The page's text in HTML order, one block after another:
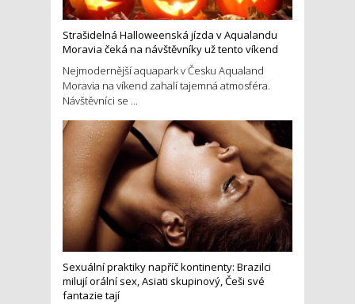
Strašidelná Halloweenská jízda v Aqualandu
Moravia čeká na návštěvníky už tento víkend
Nejmodernější aquapark v Česku Aqualand
Moravia na víkend zahalí tajemná atmosféra.
Návštěvníci se ...
Sexuální praktiky napříč kontinenty: Brazilci
milují orální sex, Asiati skupinový, Češi své
fantazie tají